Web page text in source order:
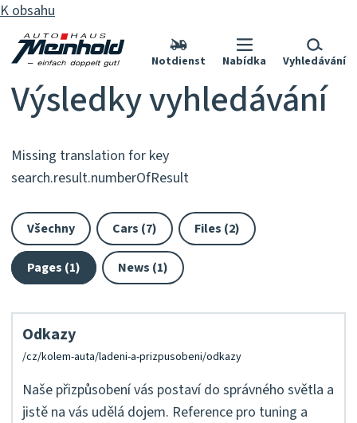
K obsahu
Notdienst Nabídka Vyhledávání
Výsledky vyhledávání
Missing translation for key
search.result.numberOfResult
Všechny Cars (7) Files (2)
Pages (1) News (1)
Odkazy
Naše přizpůsobení vás postaví do správného světla a
jistě na vás udělá dojem. Reference pro tuning a